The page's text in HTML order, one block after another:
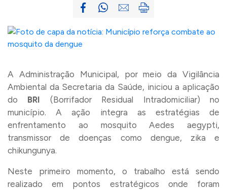
A Administração Municipal, por meio da Vigilância
Ambiental da Secretaria da Saúde, iniciou a aplicação
do BRI (Borrifador Residual Intradomiciliar) no
município. A ação integra as estratégias de
enfrentamento ao mosquito Aedes aegypti,
transmissor de doenças como dengue, zika e
chikungunya.
Neste primeiro momento, o trabalho está sendo
realizado em pontos estratégicos onde foram